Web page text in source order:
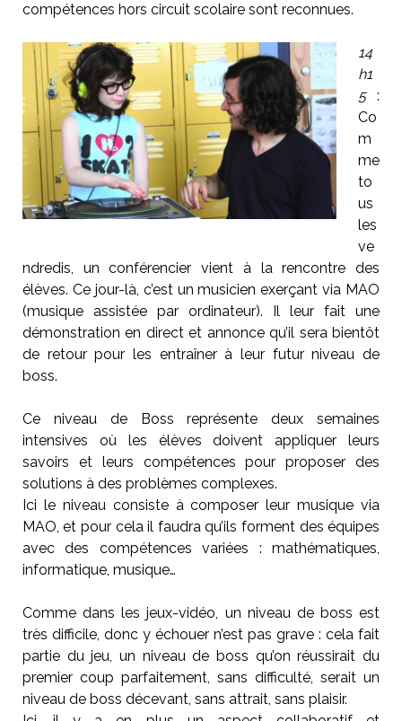
compétences hors circuit scolaire sont reconnues.
14
h1
5:
Co
m
me
to
us
les
ve
ndredis, un conférencier vient à la rencontre des
élèves. Ce jour-là, c’est un musicien exerçant via MAO
(musique assistée par ordinateur). Il leur fait une
démonstration en direct et annonce qu’il sera bientôt
de retour pour les entraîner à leur futur niveau de
boss.
Ce niveau de Boss représente deux semaines
intensives où les élèves doivent appliquer leurs
savoirs et leurs compétences pour proposer des
solutions à des problèmes complexes.
Ici le niveau consiste à composer leur musique via
MAO, et pour cela il faudra qu’ils forment des équipes
avec des compétences variées : mathématiques,
informatique, musique…
Comme dans les jeux-vidéo, un niveau de boss est
très difficile, donc y échouer n’est pas grave : cela fait
partie du jeu, un niveau de boss qu’on réussirait du
premier coup parfaitement, sans difficulté, serait un
niveau de boss décevant, sans attrait, sans plaisir.